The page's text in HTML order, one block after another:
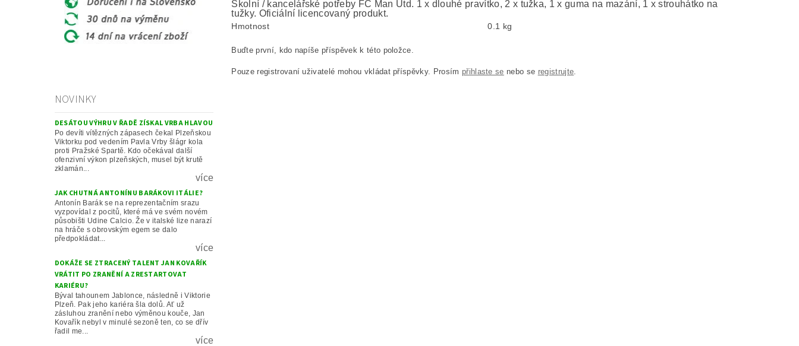
NOVINKY
DESÁTOU VÝHRU V ŘADĚ ZÍSKAL VRBA HLAVOU
Po devíti vítězných zápasech čekal Plzeňskou
Viktorku pod vedením Pavla Vrby šlágr kola
proti Pražské Spartě. Kdo očekával další
ofenzivní výkon plzeňských, musel být krutě
zklamán...
více
JAK CHUTNÁ ANTONÍNU BARÁKOVI ITÁLIE?
Antonín Barák se na reprezentačním srazu
vyzpovídal z pocitů, které má ve svém novém
působišti Udine Calcio. Že v italské lize narazí
na hráče s obrovským egem se dalo
předpokládat...
více
DOKÁŽE SE ZTRACENÝ TALENT JAN KOVAŘÍK
VRÁTIT PO ZRANĚNÍ A ZRESTARTOVAT
KARIÉRU?
Býval tahounem Jablonce, následně i Viktorie
Plzeň. Pak jeho kariéra šla dolů. Ať už
zásluhou zranění nebo výměnou kouče, Jan
Kovařík nebyl v minulé sezoně ten, co se dřív
řadil me...
více
Školní / kancelářské potřeby FC Man Utd. 1 x dlouhé pravítko, 2 x tužka, 1 x guma na mazání, 1 x strouhátko na
tužky. Oficiální licencovaný produkt.
Hmotnost 0.1 kg
Buďte první, kdo napíše příspěvek k této položce.
Pouze registrovaní uživatelé mohou vkládat příspěvky. Prosím přihlaste se nebo se registrujte.